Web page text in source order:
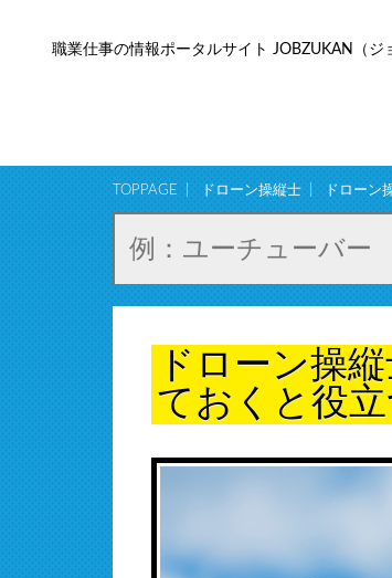
職業仕事の情報ポータルサイト JOBZUKAN（ジ
TOPPAGE ドローン操縦士 ドローン
ドローン操
ておくと役